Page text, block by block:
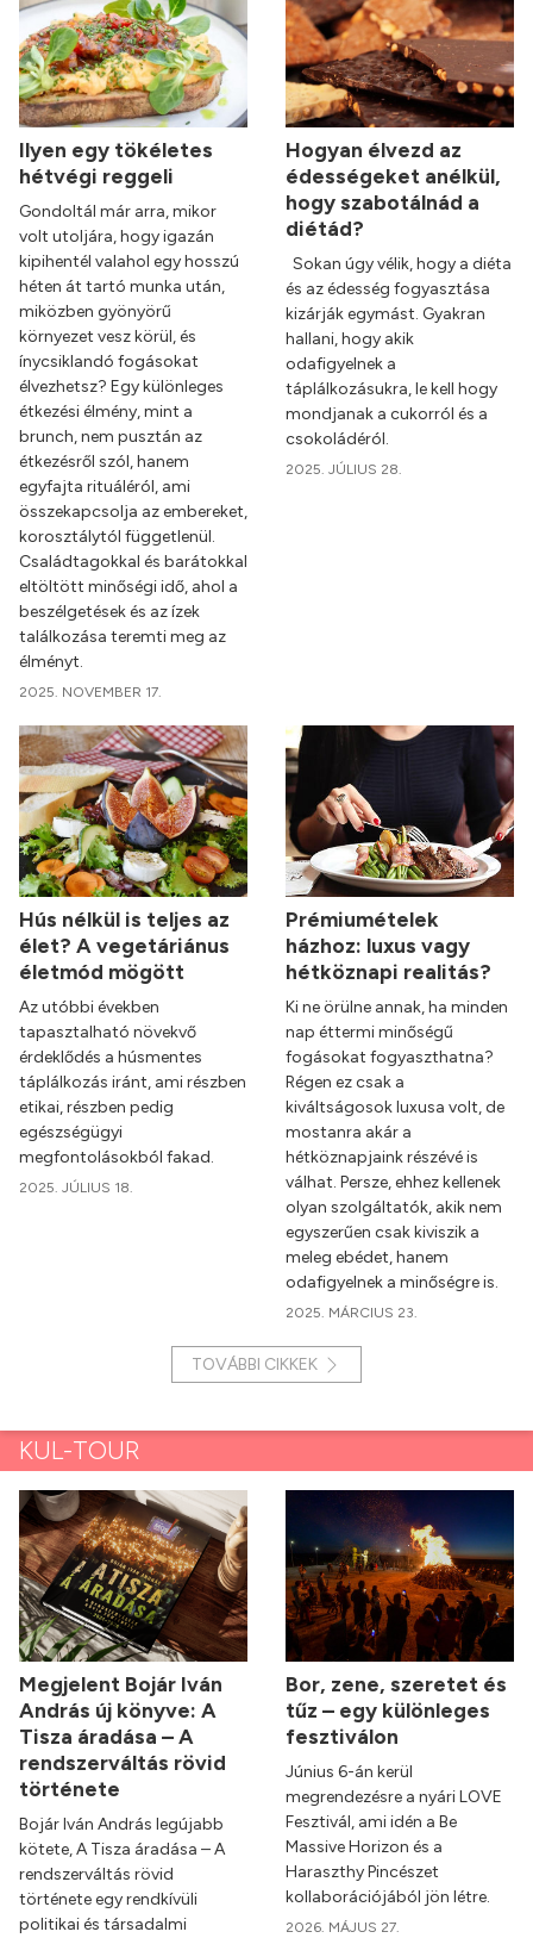
Ilyen egy tökéletes
hétvégi reggeli
Gondoltál már arra, mikor
volt utoljára, hogy igazán
kipihentél valahol egy hosszú
héten át tartó munka után,
miközben gyönyörű
környezet vesz körül, és
ínycsiklandó fogásokat
élvezhetsz? Egy különleges
étkezési élmény, mint a
brunch, nem pusztán az
étkezésről szól, hanem
egyfajta rituáléról, ami
összekapcsolja az embereket,
korosztálytól függetlenül.
Családtagokkal és barátokkal
eltöltött minőségi idő, ahol a
beszélgetések és az ízek
találkozása teremti meg az
élményt.
2025. NOVEMBER 17.
Hogyan élvezd az
édességeket anélkül,
hogy szabotálnád a
diétád?
Sokan úgy vélik, hogy a diéta
és az édesség fogyasztása
kizárják egymást. Gyakran
hallani, hogy akik
odafigyelnek a
táplálkozásukra, le kell hogy
mondjanak a cukorról és a
csokoládéról.
2025. JÚLIUS 28.
Hús nélkül is teljes az
élet? A vegetáriánus
életmód mögött
Az utóbbi években
tapasztalható növekvő
érdeklődés a húsmentes
táplálkozás iránt, ami részben
etikai, részben pedig
egészségügyi
megfontolásokból fakad.
2025. JÚLIUS 18.
Prémiumételek
házhoz: luxus vagy
hétköznapi realitás?
Ki ne örülne annak, ha minden
nap éttermi minőségű
fogásokat fogyaszthatna?
Régen ez csak a
kiváltságosok luxusa volt, de
mostanra akár a
hétköznapjaink részévé is
válhat. Persze, ehhez kellenek
olyan szolgáltatók, akik nem
egyszerűen csak kiviszik a
meleg ebédet, hanem
odafigyelnek a minőségre is.
2025. MÁRCIUS 23.
TOVÁBBI CIKKEK
KUL-TOUR
Megjelent Bojár Iván
András új könyve: A
Tisza áradása – A
rendszerváltás rövid
története
Bojár Iván András legújabb
kötete, A Tisza áradása – A
rendszerváltás rövid
története egy rendkívüli
politikai és társadalmi
Bor, zene, szeretet és
tűz – egy különleges
fesztiválon
Június 6-án kerül
megrendezésre a nyári LOVE
Fesztivál, ami idén a Be
Massive Horizon és a
Haraszthy Pincészet
kollaborációjából jön létre.
2026. MÁJUS 27.